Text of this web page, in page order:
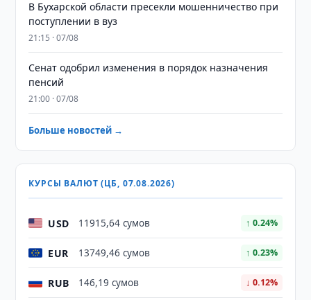
В Бухарской области пресекли мошенничество при
поступлении в вуз
21:15 · 07/08
Сенат одобрил изменения в порядок назначения
пенсий
21:00 · 07/08
Больше новостей →
КУРСЫ ВАЛЮТ (ЦБ, 07.08.2026)
USD 11915,64 сумов ↑ 0.24%
EUR 13749,46 сумов ↑ 0.23%
RUB 146,19 сумов ↓ 0.12%